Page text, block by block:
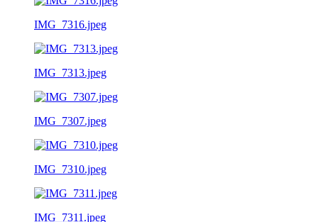
IMG_7316.jpeg
IMG_7313.jpeg
IMG_7307.jpeg
IMG_7310.jpeg
IMG_7311.jpeg